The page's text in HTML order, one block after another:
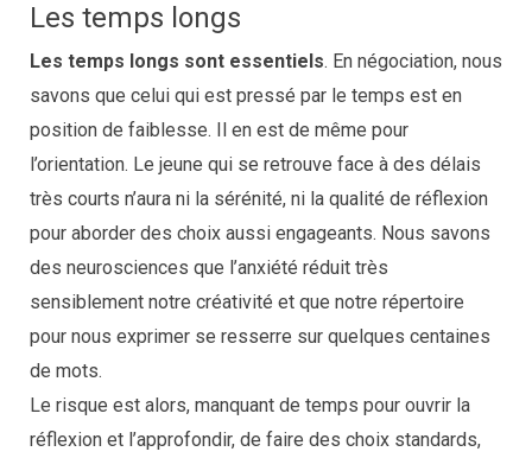
Les temps longs
Les temps longs sont essentiels. En négociation, nous
savons que celui qui est pressé par le temps est en
position de faiblesse. Il en est de même pour
l’orientation. Le jeune qui se retrouve face à des délais
très courts n’aura ni la sérénité, ni la qualité de réflexion
pour aborder des choix aussi engageants. Nous savons
des neurosciences que l’anxiété réduit très
sensiblement notre créativité et que notre répertoire
pour nous exprimer se resserre sur quelques centaines
de mots.
Le risque est alors, manquant de temps pour ouvrir la
réflexion et l’approfondir, de faire des choix standards,